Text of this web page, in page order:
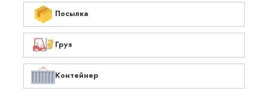
Посылка
Груз
Контейнер